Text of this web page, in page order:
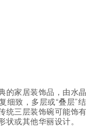
的家居装饰品，由水
细致，多层或“叠层”
统三层装饰碗可能饰
状或其他华丽设计。